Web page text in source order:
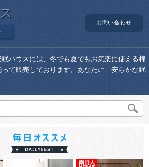
お問い合わせ
ハウスには、冬でも夏でもお気楽に使える棉
て販売しております。あなたに、安らかな眠